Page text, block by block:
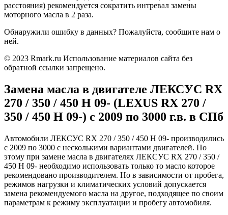
расстояния) рекомендуется сократить интревал замены
моторного масла в 2 раза.
Обнаружили ошибку в данных? Пожалуйста, сообщите нам о
ней.
© 2023 Rmark.ru Использование материалов сайта без
обратной ссылки запрещено.
Замена масла в двигателе ЛЕКСУС RX
270 / 350 / 450 H 09- (LEXUS RX 270 /
350 / 450 H 09-) c 2009 по 3000 г.в. в СПб
Автомобили ЛЕКСУС RX 270 / 350 / 450 H 09- производились
с 2009 по 3000 с несколькими вариантами двигателей. По
этому при замене масла в двигателях ЛЕКСУС RX 270 / 350 /
450 H 09- необходимо использовать только то масло которое
рекомендовано производителем. Но в зависимости от пробега,
режимов нагрузки и климатических условий допускается
замена рекомендуемого масла на другое, подходящее по своим
параметрам к режиму эксплуатации и пробегу автомобиля.